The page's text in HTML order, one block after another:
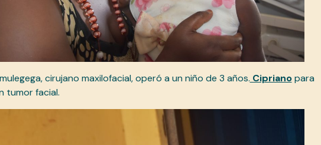
cirujano maxilofacial, operó a un niño de 3 años. Ciprianopara
tumor facial.